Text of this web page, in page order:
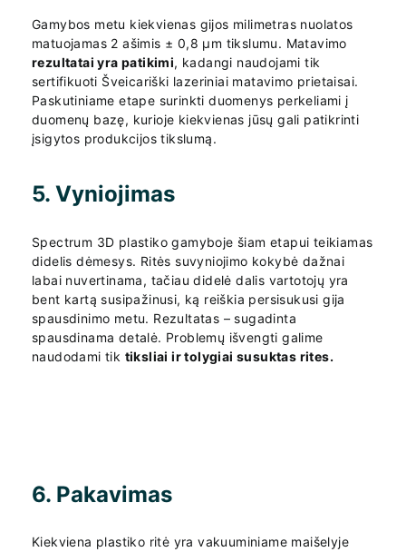
Gamybos metu kiekvienas gijos milimetras nuolatos
matuojamas 2 ašimis ± 0,8 µm tikslumu. Matavimo
rezultatai yra patikimi, kadangi naudojami tik
sertifikuoti Šveicariški lazeriniai matavimo prietaisai.
Paskutiniame etape surinkti duomenys perkeliami į
duomenų bazę, kurioje kiekvienas jūsų gali patikrinti
įsigytos produkcijos tikslumą.
5. Vyniojimas
Spectrum 3D plastiko gamyboje šiam etapui teikiamas
didelis dėmesys. Ritės suvyniojimo kokybė dažnai
labai nuvertinama, tačiau didelė dalis vartotojų yra
bent kartą susipažinusi, ką reiškia persisukusi gija
spausdinimo metu. Rezultatas – sugadinta
spausdinama detalė. Problemų išvengti galime
naudodami tik tiksliai ir tolygiai susuktas rites.
6. Pakavimas
Kiekviena plastiko ritė yra vakuuminiame maišelyje